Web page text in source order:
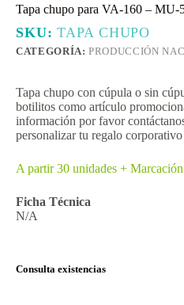
Tapa chupo para VA-160 –
SKU:TAPA CHUPO
CATEGORÍA:PRODUCCIÓN
Tapa chupo con cúpula o sin
botilitos como artículo
información por favor
personalizar tu regalo
A partir 30 unidades + Marcación
Ficha Técnica
N/A
Consulta existencias